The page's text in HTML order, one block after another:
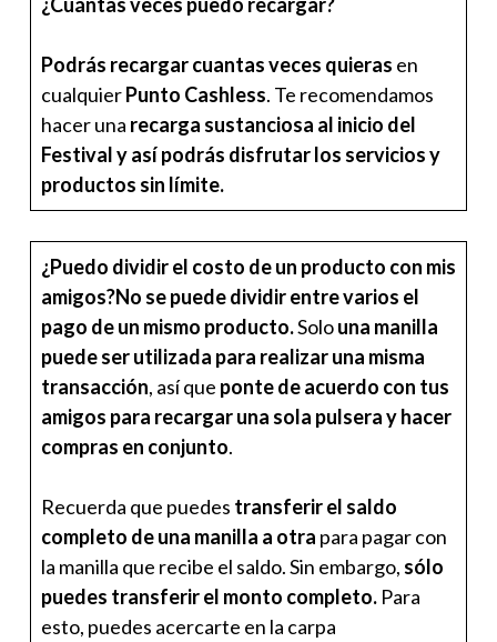
Podrás recargar cuantas veces quieras en
cualquierPunto Cashless. Te recomendamos
hacer una recarga sustanciosa al inicio del
Festival y así podrás disfrutar los servicios y
productos sin límite.
¿Puedo dividir el costo de un producto con mis
amigos?No se puede dividir entre varios el
pago de un mismo producto.Solouna manilla
puede ser utilizada para realizar una misma
transacción, así que ponte de acuerdo con tus
amigos para recargar una sola pulsera y hacer
compras en conjunto.
Recuerda que puedes transferir el saldo
completo de una manilla a otra para pagar con
la manilla que recibe el saldo. Sin embargo, sólo
puedes transferir el monto completo. Para
esto, puedes acercarte en la carpa